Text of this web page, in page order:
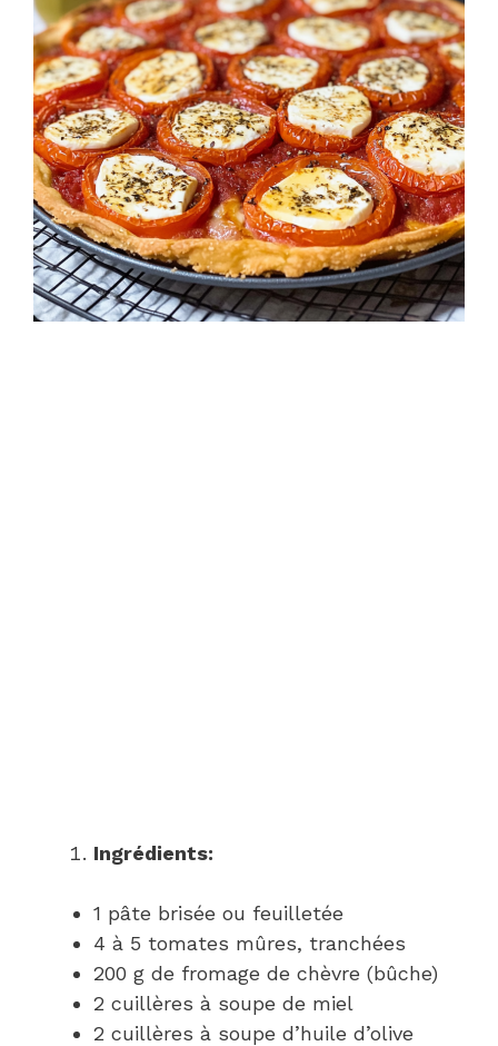
Ingrédients:
1 pâte brisée ou feuilletée
4 à 5 tomates mûres, tranchées
200 g de fromage de chèvre (bûche)
2 cuillères à soupe de miel
2 cuillères à soupe d’huile d’olive